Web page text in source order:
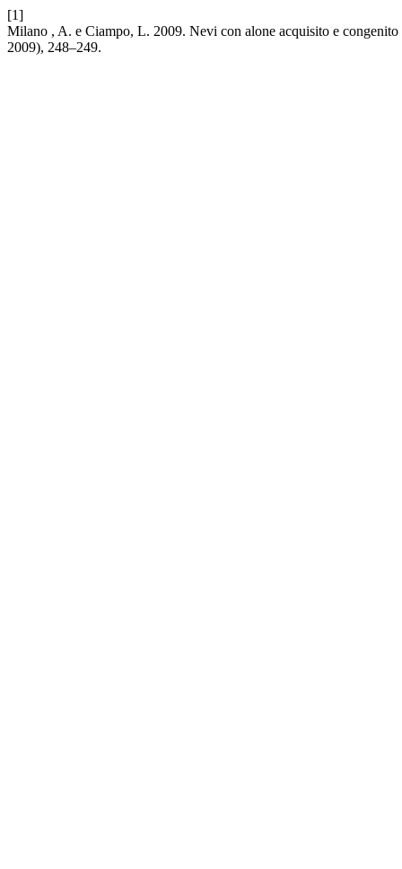
[1]
Milano , A. e Ciampo, L. 2009. Nevi con alone acquisito e
2009), 248–249.